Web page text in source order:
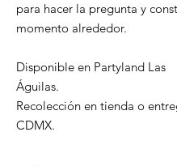
para hacer la pregunta y
momento alrededor.
Disponible en Partyland Las
Águilas.
Recolección en tienda o
CDMX.